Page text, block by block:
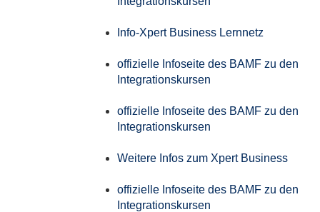
Info-Xpert Business Lernnetz
offizielle Infoseite des BAMF zu den
Integrationskursen
offizielle Infoseite des BAMF zu den
Integrationskursen
Weitere Infos zum Xpert Business
offizielle Infoseite des BAMF zu den
Integrationskursen